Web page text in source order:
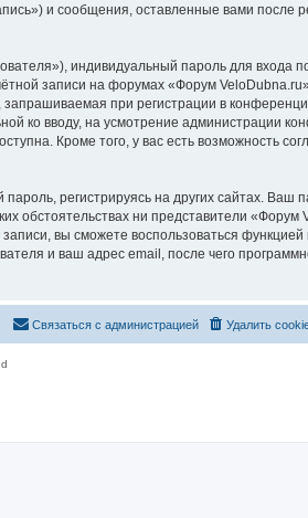
и сообщения, оставленные вами после
индивидуальный пароль для входа
записи на форумах «Форум
при регистрации в
ко вводу, на усмотрение администрации
Кроме того, у вас есть возможность
регистрируясь на других сайтах. Ваш
обстоятельствах ни представители «Форум
вы сможете воспользоваться
и ваш адрес email, после чего
Удалить
Связаться с администрацией